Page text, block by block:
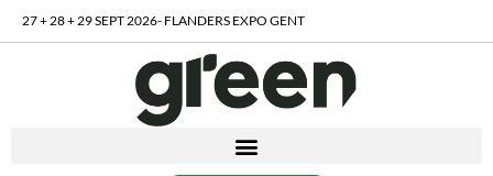
27 + 28 + 29 SEPT 2026- FLANDERS EXPO GENT